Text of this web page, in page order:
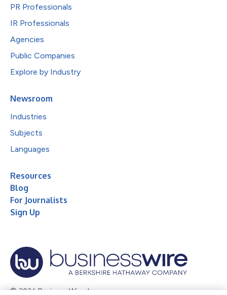
PR Professionals
IR Professionals
Agencies
Public Companies
Explore by Industry
Newsroom
Industries
Subjects
Languages
Resources
Blog
For Journalists
Sign Up
© 2026 Business Wire, Inc.